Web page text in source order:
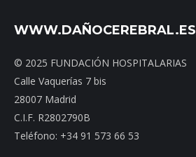
WWW.DAÑOCEREBRAL.ES
© 2025 FUNDACIÓN HOSPITALARIAS
Calle Vaquerías 7 bis
28007 Madrid
C.I.F. R2802790B
Teléfono: +34 91 573 66 53